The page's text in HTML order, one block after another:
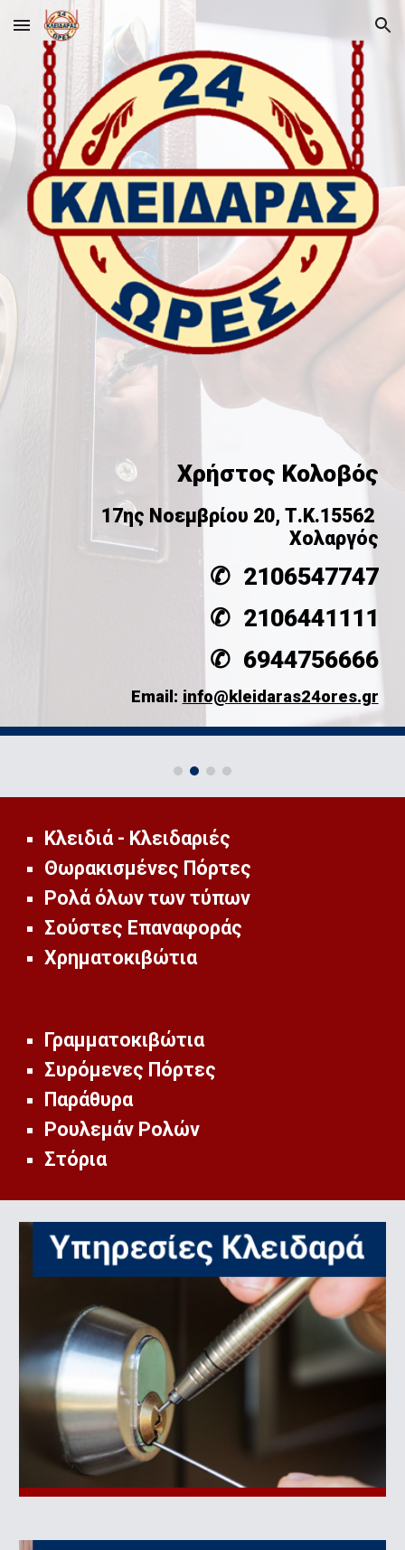
Skip to main content Skip to navigation
Χρήστος Κολοβός
17ης Νοεμβρίου 20, Τ.Κ.15562
Χολαργός
✆ 2106547747
✆ 2106441111
✆ 6944756666
Email: info@kleidaras24ores.gr
Κλειδιά - Κλειδαριές
Θωρακισμένες Πόρτες
Ρολά όλων των τύπων
Σούστες Επαναφοράς
Χρηματοκιβώτια
Γραμματοκιβώτια
Συρόμενες Πόρτες
Παράθυρα
Ρουλεμάν Ρολών
Στόρια